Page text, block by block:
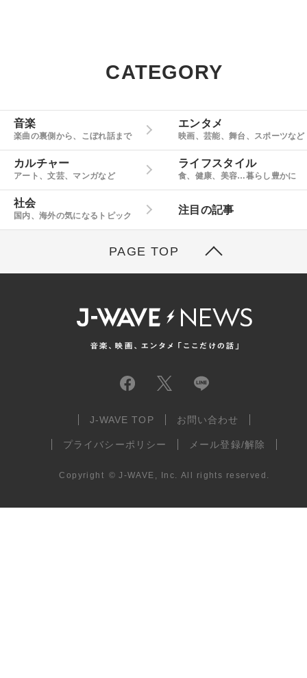
CATEGORY
音楽
楽曲の裏側から、こぼれ話まで
エンタメ
映画、芸能、舞台、スポーツなど
カルチャー
アート、文芸、マンガなど
ライフスタイル
食、健康、美容…暮らし豊かに
社会
国内、海外の気になるトピック
注目の記事
PAGE TOP
J-WAVE TOP お問い合わせ
プライバシーポリシー メール登録/解除
Copyright © J-WAVE, Inc. All rights reserved.